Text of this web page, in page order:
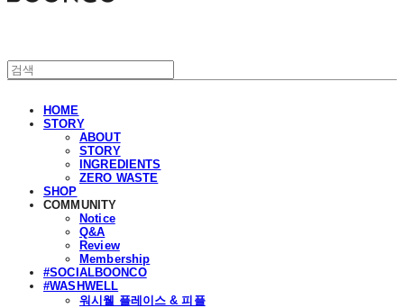
HOME
STORY
ABOUT
STORY
INGREDIENTS
ZERO WASTE
SHOP
COMMUNITY
Notice
Q&A
Review
Membership
#SOCIALBOONCO
#WASHWELL
워시웰 플레이스 & 피플